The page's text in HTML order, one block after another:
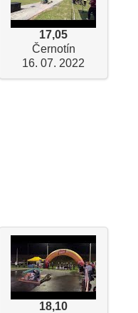
17,05
Černotín
16. 07. 2022
18,10